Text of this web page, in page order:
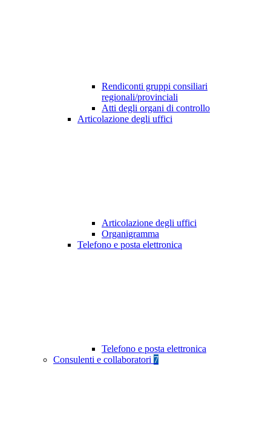
Rendiconti gruppi consiliari
regionali/provinciali
Atti degli organi di controllo
Articolazione degli uffici
Articolazione degli uffici
Organigramma
Telefono e posta elettronica
Telefono e posta elettronica
Consulenti e collaboratori 7